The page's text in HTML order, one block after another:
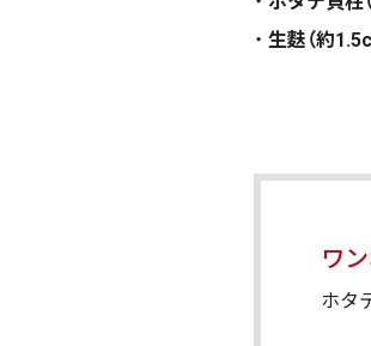
生麩（約
ワ
ホタ